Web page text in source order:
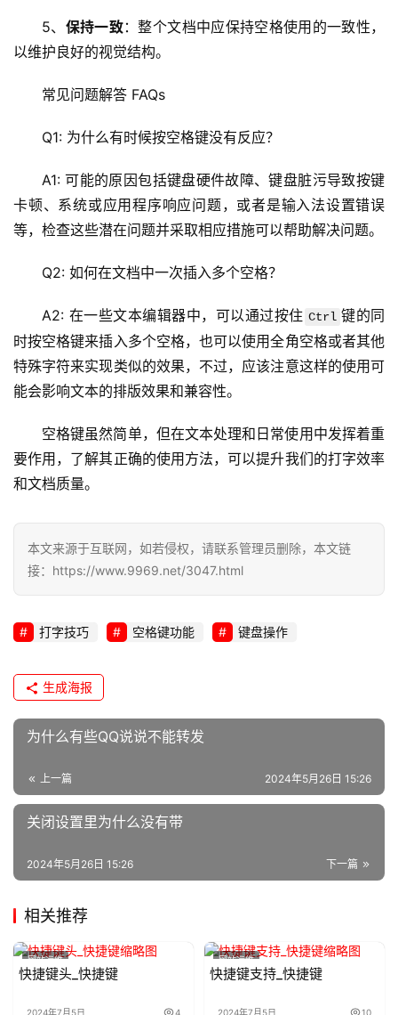
站
全
x
运
维
5、 保持一致：整个文档中应保持空格使用的一致性，
以维护良好的视觉结构。
常见问题解答 FAQs
Q1: 为什么有时候按空格键没有反应？
A1: 可能的原因包括键盘硬件故障、键盘脏污导致按键
卡顿、系统或应用程序响应问题，或者是输入法设置错误
等，检查这些潜在问题并采取相应措施可以帮助解决问题。
Q2: 如何在文档中一次插入多个空格？
A2: 在一些文本编辑器中，可以通过按住 Ctrl 键的同
时按空格键来插入多个空格，也可以使用全角空格或者其他
特殊字符来实现类似的效果，不过，应该注意这样的使用可
能会影响文本的排版效果和兼容性。
空格键虽然简单，但在文本处理和日常使用中发挥着重
要作用，了解其正确的使用方法，可以提升我们的打字效率
和文档质量。
本文来源于互联网，如若侵权，请联系管理员删除，本文链
接：https://www.9969.net/3047.html
打字技巧 空格键功能 键盘操作
生成海报
为什么有些QQ说说不能转发
上一篇 2024年5月26日 15:26
关闭设置里为什么没有带
下一篇
2024年5月26日 15:26
相关推荐
网站运维
快捷键头_快捷键
2024年7月5日 4
网站运维
快捷键支持_快捷键
2024年7月5日 10